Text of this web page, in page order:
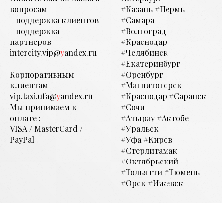
вопросам
- поддержка клиентов
- поддержка
партнеров
intercity.vip@yandex.ru
Корпоративным
клиентам
vip.taxi.ufa@yandex.ru
Мы принимаем к
оплате :
VISA / MasterCard /
PayPal
#Казань #Пермь
#Самара
#Волгоград
#Краснодар
#Челябинск
#Екатеринбург
#Оренбург
#Магнитогорск
#Краснодар #Саранск
#Сочи
#Атырау #Актобе
#Уральск
#Уфа #Киров
#Стерлитамак
#Октябрьский
#Тольятти #Тюмень
#Орск #Ижевск